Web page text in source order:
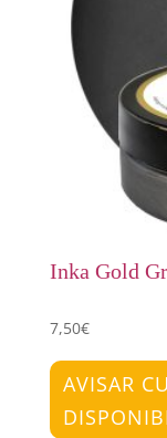
Inka Gold
7,50€
AVISAR